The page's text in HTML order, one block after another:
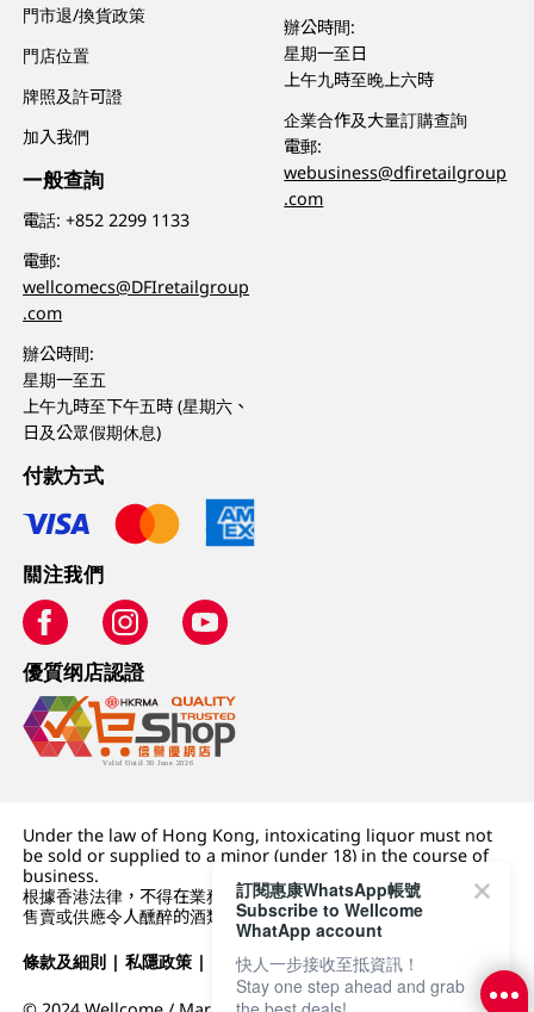
門市退/換貨政策
門店位置
牌照及許可證
加入我們
一般查詢
電話:+852 2299 1133
電郵:
wellcomecs@DFIretailgroup
.com
辦公時間:
星期一至五
上午九時至下午五時 (星期六、
日及公眾假期休息)
辦公時間:
星期一至日
上午九時至晚上六時
企業合作及大量訂購查詢
電郵:
webusiness@dfiretailgroup
.com
付款方式
關注我們
優質纲店認證
Under the law of Hong Kong, intoxicating liquor must not
be sold or supplied to a minor (under 18) in the course of
business.
根據香港法律，不得在業務過程中，向未成年人 (18 歲以下人士)
售賣或供應令人醺醉的酒類。
條款及細則 |私隱政策 | DFI零售集團
訂閱惠康WhatsApp帳號
Subscribe to Wellcome
WhatApp account
快人一步接收至抵資訊！
Stay one step ahead and grab